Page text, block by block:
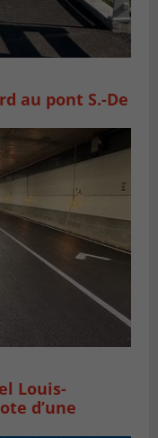
au pont S.-De
Louis-
d’une